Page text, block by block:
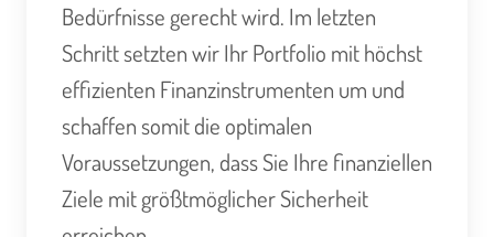
Bedürfnisse gerecht wird. Im letzten
Schritt setzten wir Ihr Portfolio mit höchst
effizienten Finanzinstrumenten um und
schaffen somit die optimalen
Voraussetzungen, dass Sie Ihre finanziellen
Ziele mit größtmöglicher Sicherheit